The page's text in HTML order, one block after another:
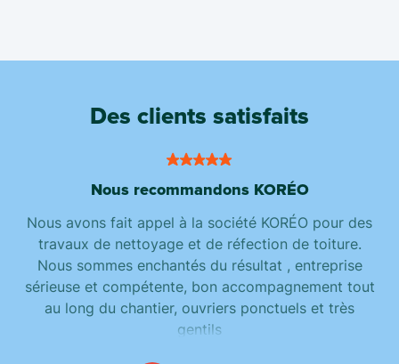
Des clients satisfaits
Nous recommandons KORÉO
Nous avons fait appel à la société KORÉO pour des
travaux de nettoyage et de réfection de toiture.
Nous sommes enchantés du résultat , entreprise
sérieuse et compétente, bon accompagnement tout
au long du chantier, ouvriers ponctuels et très
gentils